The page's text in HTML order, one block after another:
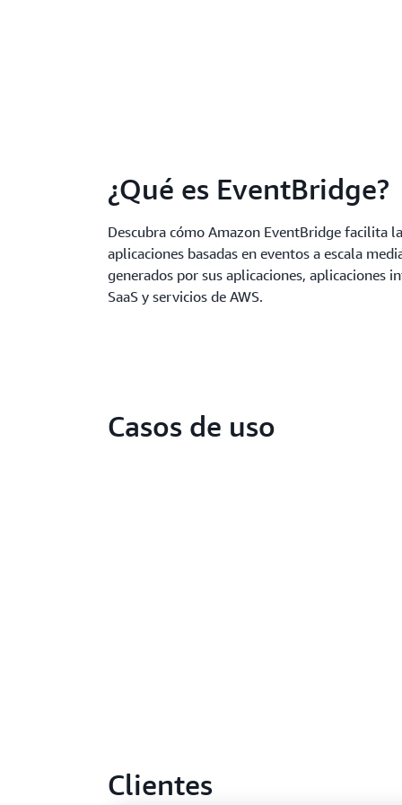
¿Qué es EventBridge?
Descubra cómo Amazon EventBridge facilita
aplicaciones basadas en eventos a escala
generados por sus aplicaciones, aplicaciones
SaaS y servicios de AWS.
Casos de uso
Clientes